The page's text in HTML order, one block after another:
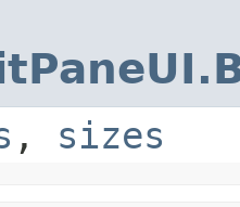
, sizes